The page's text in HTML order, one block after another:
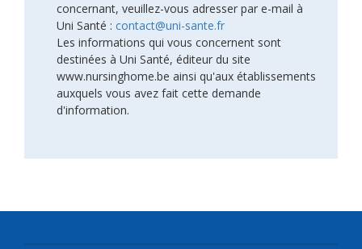
concernant, veuillez-vous adresser par e-mail à
Uni Santé : contact@uni-sante.fr
Les informations qui vous concernent sont
destinées à Uni Santé, éditeur du site
www.nursinghome.be ainsi qu'aux établissements
auxquels vous avez fait cette demande
d'information.